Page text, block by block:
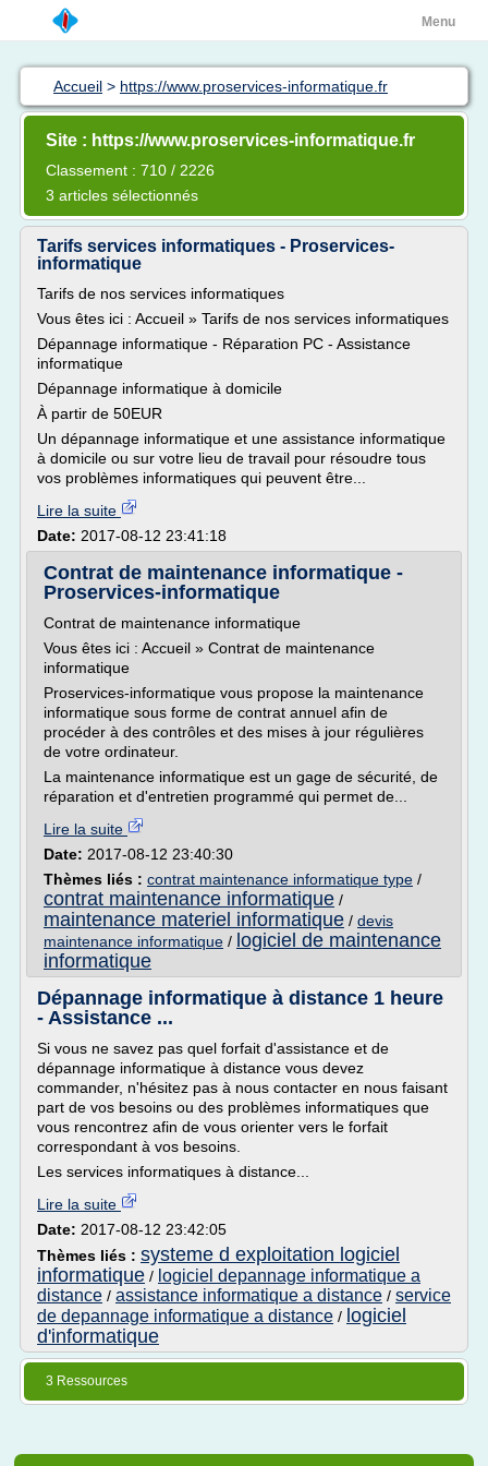
Menu
Accueil > https://www.proservices-informatique.fr
Site : https://www.proservices-informatique.fr
Classement : 710 / 2226
3 articles sélectionnés
Tarifs services informatiques - Proservices-
informatique
Tarifs de nos services informatiques
Vous êtes ici : Accueil » Tarifs de nos services informatiques
Dépannage informatique - Réparation PC - Assistance
informatique
Dépannage informatique à domicile
À partir de 50EUR
Un dépannage informatique et une assistance informatique
à domicile ou sur votre lieu de travail pour résoudre tous
vos problèmes informatiques qui peuvent être...
Lire la suite
Date: 2017-08-12 23:41:18
Contrat de maintenance informatique -
Proservices-informatique
Contrat de maintenance informatique
Vous êtes ici : Accueil » Contrat de maintenance
informatique
Proservices-informatique vous propose la maintenance
informatique sous forme de contrat annuel afin de
procéder à des contrôles et des mises à jour régulières
de votre ordinateur.
La maintenance informatique est un gage de sécurité, de
réparation et d'entretien programmé qui permet de...
Lire la suite
Date: 2017-08-12 23:40:30
Thèmes liés : contrat maintenance informatique type /
contrat maintenance informatique /
maintenance materiel informatique / devis
maintenance informatique / logiciel de maintenance
informatique
Dépannage informatique à distance 1 heure
- Assistance ...
Si vous ne savez pas quel forfait d'assistance et de
dépannage informatique à distance vous devez
commander, n'hésitez pas à nous contacter en nous faisant
part de vos besoins ou des problèmes informatiques que
vous rencontrez afin de vous orienter vers le forfait
correspondant à vos besoins.
Les services informatiques à distance...
Lire la suite
Date: 2017-08-12 23:42:05
Thèmes liés : systeme d exploitation logiciel
informatique / logiciel depannage informatique a
distance / assistance informatique a distance / service
de depannage informatique a distance / logiciel
d'informatique
3 Ressources